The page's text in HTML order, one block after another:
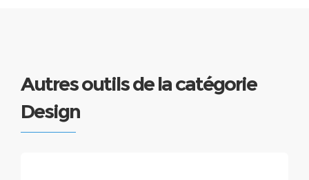
Autres outils de la catégorie
Design